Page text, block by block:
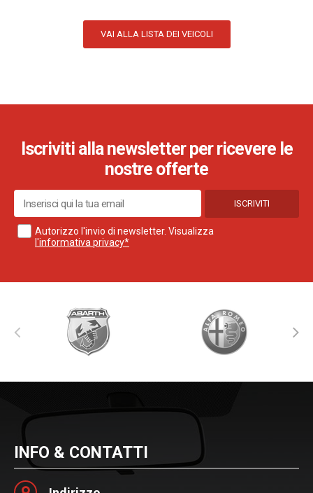
VAI ALLA LISTA DEI VEICOLI
Iscriviti alla newsletter per ricevere le
nostre offerte
ISCRIVITI
Autorizzo l'invio di newsletter. Visualizza
l'informativa privacy*
INFO & CONTATTI